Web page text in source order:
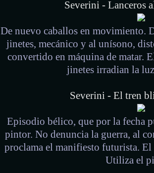
Severini - Lanceros
De nuevo caballos en movimiento.
jinetes, mecánico y al unísono,
convertido en máquina de matar.
jinetes irradian la
Severini - El tren
Episodio bélico, que por la fecha
pintor. No denuncia la guerra, al
proclama el manifiesto futurista. El
Utiliza el